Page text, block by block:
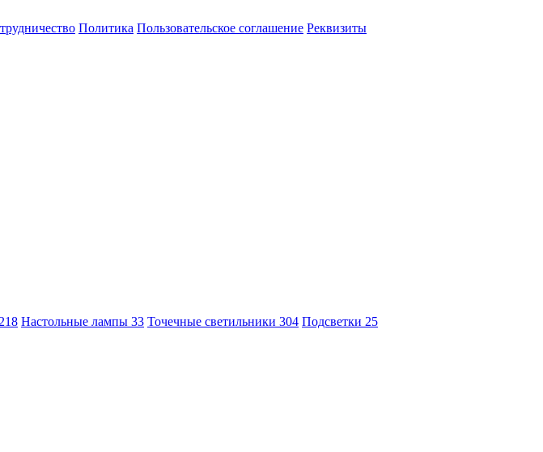
Политика Пользовательское соглашение Реквизиты
218 Настольные лампы 33 Точечные светильники 304 Подсветки 25